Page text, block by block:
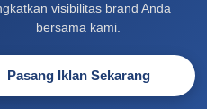
visibilitas brand Anda
bersama kami.
Pasang Iklan Sekarang